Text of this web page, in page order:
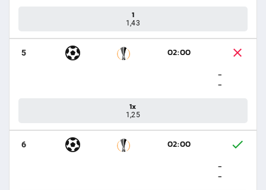
1
1,43
5
02:00
-
-
1x
1,25
6
02:00
-
-